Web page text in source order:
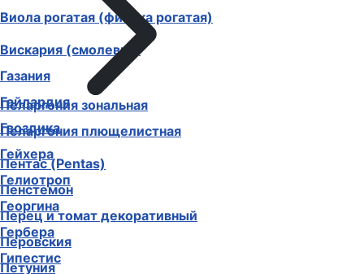
Виола рогатая (фиалка рогатая)
Вискария (смолевка)
Газания
Гайлардия
Гвоздика
Гейхера
Гелиотроп
Георгина
Гербера
Гипестис
Пеларгония зональная
Пеларгония плющелистная
Пентас (Pentas)
Пенстемон
Перец и томат декоративный
Перовския
Петуния